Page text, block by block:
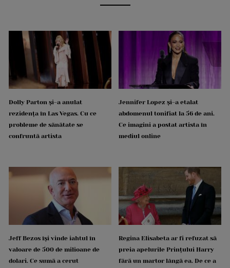
Dolly Parton și-a anulat
rezidența în Las Vegas. Cu ce
probleme de sănătate se
confruntă artista
Jennifer Lopez și-a etalat
abdomenul tonifiat la 56 de ani.
Ce imagini a postat artista în
mediul online
Jeff Bezos își vinde iahtul în
valoare de 500 de milioane de
dolari. Ce sumă a cerut
Regina Elisabeta ar fi refuzat să
preia apelurile Prințului Harry
fără un martor lângă ea. De ce a